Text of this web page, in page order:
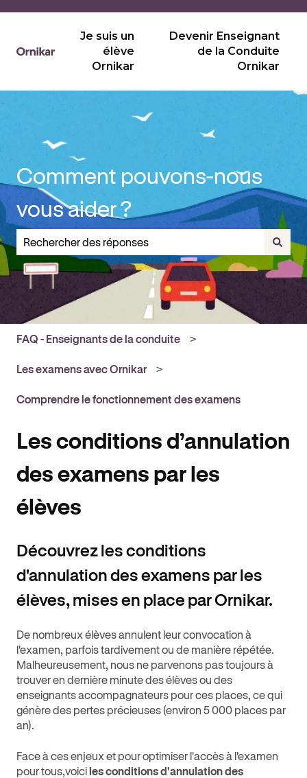
Je suis un
élève
Ornikar
Devenir Enseignant
de la Conduite
Ornikar
Comment pouvons-nous
vous aider ?
Il n'y a aucune suggestion car le champ de recherche est
FAQ - Enseignants de la conduite
Les examens avec Ornikar
Comprendre le fonctionnement des examens
Les conditions d’annulation
des examens par les
élèves
Découvrez les conditions
d'annulation des examens par les
élèves, mises en place par Ornikar.
De nombreux élèves annulent leur convocation à
l'examen, parfois tardivement ou de manière répétée.
Malheureusement, nous ne parvenons pas toujours à
trouver en dernière minute des élèves ou des
enseignants accompagnateurs pour ces places, ce qui
génère des pertes précieuses (environ 5 000 places par
an).
Face à ces enjeux et pour optimiser l'accès à l'examen
pour tous,voiciles conditions d'annulation des